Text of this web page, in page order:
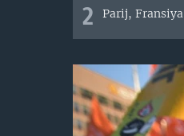
2 Parij, Fransiya